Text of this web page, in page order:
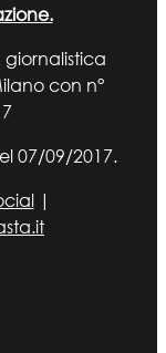
giornalistica
con n°
07/09/2017.
|